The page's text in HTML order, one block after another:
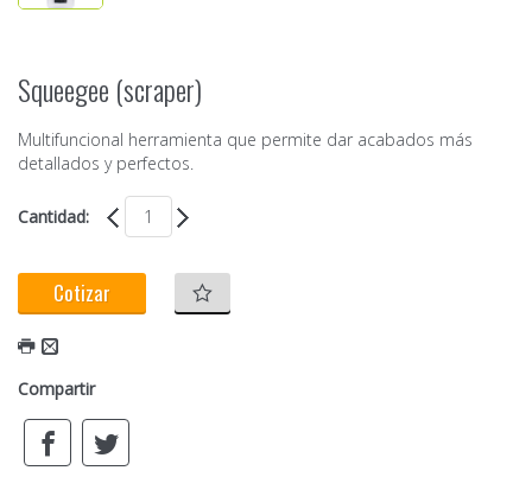
Squeegee (scraper)
Multifuncional herramienta que permite dar acabados más
detallados y perfectos.
Cantidad:
Cotizar
Compartir